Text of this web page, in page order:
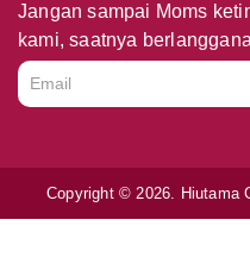
Jangan sampai Moms
kami, saatnya
Copyright © 2026. Hiutama